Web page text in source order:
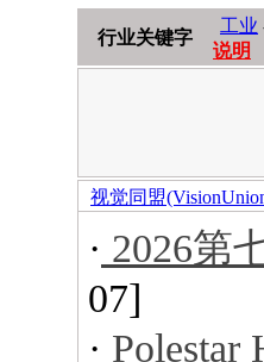
行业关键字
工业
说明
视觉同盟
· 2026第
07]
·